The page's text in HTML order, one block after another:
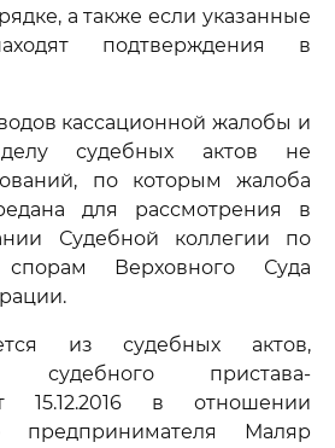
а также если указанные
подтверждения в
кассационной жалобы и
судебных актов не
по которым жалоба
для рассмотрения в
Судебной коллегии по
спорам Верховного Суда
из судебных актов,
судебного пристава-
15.12.2016 в отношении
предпринимателя Маляр